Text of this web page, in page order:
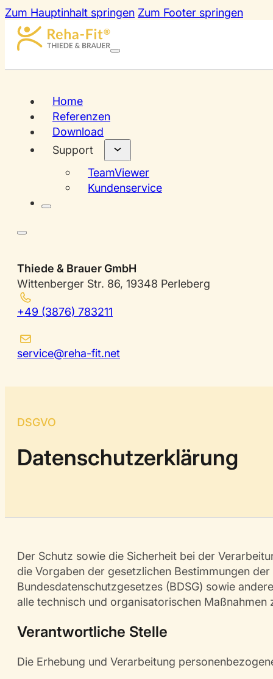
Zum Hauptinhalt springen Zum Footer springen
Home
Referenzen
Download
Support
TeamViewer
Kundenservice
Thiede & Brauer GmbH
Wittenberger Str. 86, 19348 Perleberg
+49 (3876) 783211
service@reha-fit.net
DSGVO
Datenschutzerklärung
Der Schutz sowie die Sicherheit bei der
die Vorgaben der gesetzlichen Bestimmungen
Bundesdatenschutzgesetzes (BDSG) sowie
alle technisch und organisatorischen
Verantwortliche Stelle
Die Erhebung und Verarbeitung